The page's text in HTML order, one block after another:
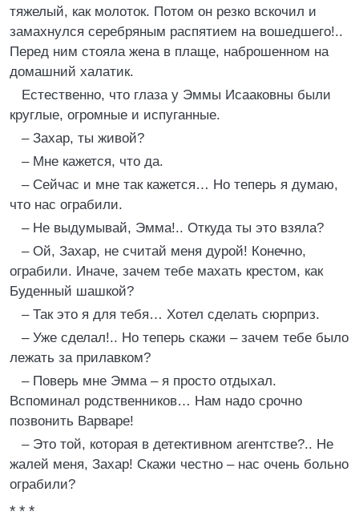
тяжелый, как молоток. Потом он резко вскочил и
замахнулся серебряным распятием на вошедшего!..
Перед ним стояла жена в плаще, наброшенном на
домашний халатик.
Естественно, что глаза у Эммы Исааковны были
круглые, огромные и испуганные.
– Захар, ты живой?
– Мне кажется, что да.
– Сейчас и мне так кажется… Но теперь я думаю,
что нас ограбили.
– Не выдумывай, Эмма!.. Откуда ты это взяла?
– Ой, Захар, не считай меня дурой! Конечно,
ограбили. Иначе, зачем тебе махать крестом, как
Буденный шашкой?
– Так это я для тебя… Хотел сделать сюрприз.
– Уже сделал!.. Но теперь скажи – зачем тебе было
лежать за прилавком?
– Поверь мне Эмма – я просто отдыхал.
Вспоминал родственников… Нам надо срочно
позвонить Варваре!
– Это той, которая в детективном агентстве?.. Не
жалей меня, Захар! Скажи честно – нас очень больно
ограбили?
* * *